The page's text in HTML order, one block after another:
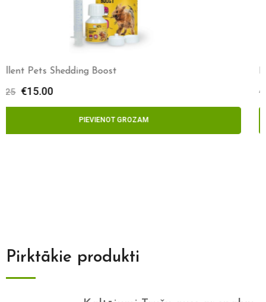
Max&Molly Soundshield™ CLASSIC
€43.00 €39.00
IZVĒLIETIES
Pirktākie produkti